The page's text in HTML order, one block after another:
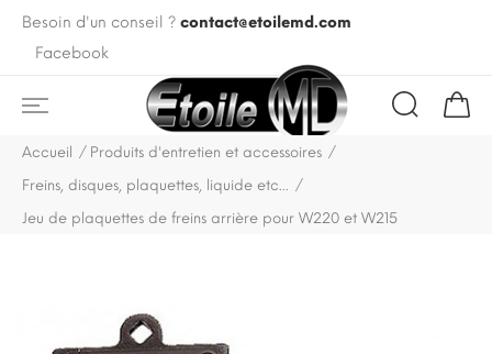
Besoin d'un conseil ? contact@etoilemd.com
Facebook
Accueil
Produits d'entretien et accessoires
Freins, disques, plaquettes, liquide etc...
Jeu de plaquettes de freins arrière pour W220 et W215